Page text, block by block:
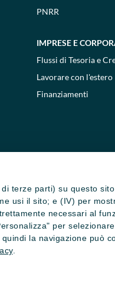
terze parti) su questo
usi il sito; e (IV) per
necessari al
per
la navigazione può
.
PNRR
IMPRESE E
Flussi di Tesoria e
Lavorare con l'estero
Finanziamenti
policy
2026 Crédit Agricole Italia